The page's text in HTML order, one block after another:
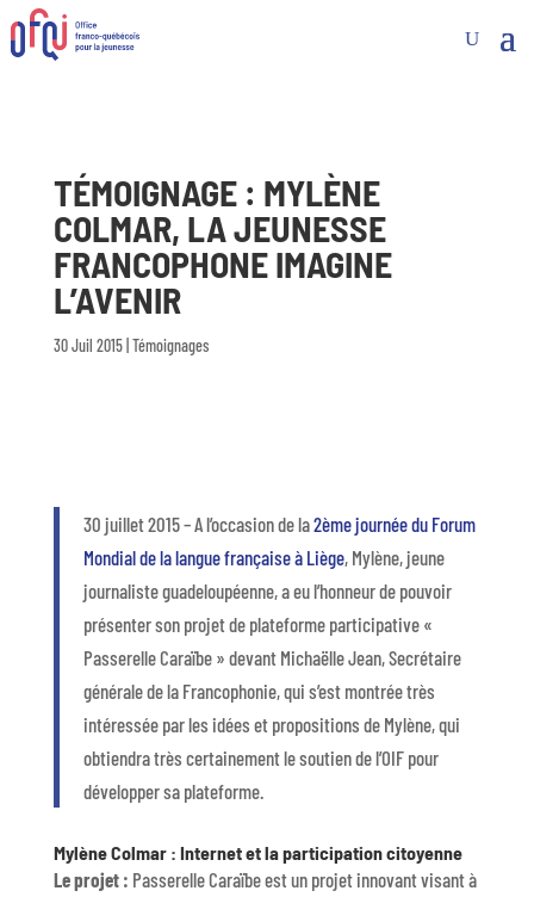
TÉMOIGNAGE : MYLÈNE
COLMAR, LA JEUNESSE
FRANCOPHONE IMAGINE
L’AVENIR
30 Juil 2015| Témoignages
30 juillet 2015 – A l’occasion de la2ème journée du Forum
Mondial de la langue française à Liège, Mylène, jeune
journaliste guadeloupéenne, a eu l’honneur de pouvoir
présenter son projet de plateforme participative «
Passerelle Caraïbe » devant Michaëlle Jean, Secrétaire
générale de la Francophonie, qui s’est montrée très
intéressée par les idées et propositions de Mylène, qui
obtiendra très certainement le soutien de l’OIF pour
développer sa plateforme.
Mylène Colmar : Internet et la participation citoyenne
Le projet : Passerelle Caraïbe est un projet innovant visant à